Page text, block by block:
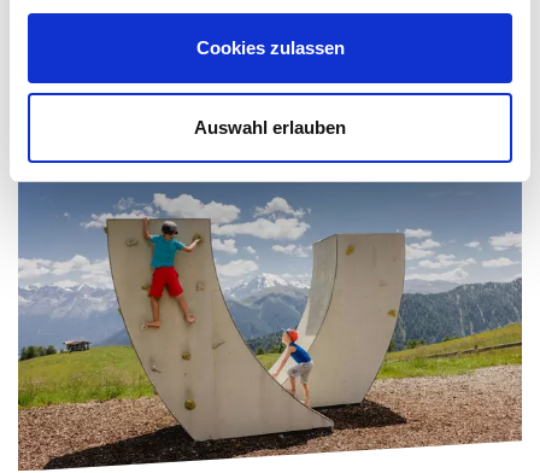
Cookies zulassen
Auswahl erlauben
PARAPENDIO